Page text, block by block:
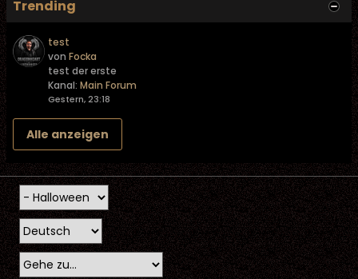
Trending
test
von Focka
test der erste
Kanal: Main Forum
Gestern, 23:18
Alle anzeigen